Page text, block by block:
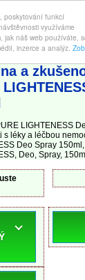
poskytování funkcí
využíváme
jak náš web používáte,
inzerce a analýz.
a zkušenosti s léky a
a
LIGHTENESS
s léky a léčbou
Deo Spray
Deo, Spray, 150ml